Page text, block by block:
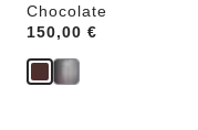
Chocolate
Price:
150,00 €